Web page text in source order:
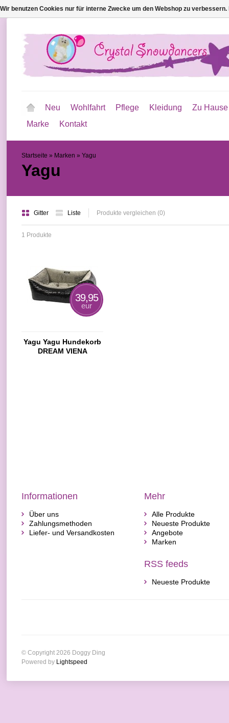
Neu Wohlfahrt Pflege Kleidung
Zu Hause
Marke
Kontakt
Startseite » Marken » Yagu
Yagu
Gitter Liste Produkte vergleichen (0)
1 Produkte
39,95
eur
Yagu Yagu Hundekorb
DREAM VIENA
Informationen
Über uns
Zahlungsmethoden
Liefer- und Versandkosten
Mehr
Alle Produkte
Neueste Produkte
Angebote
Marken
RSS feeds
Neueste Produkte
© Copyright 2026 Doggy Ding
Powered by Lightspeed
Wir benutzen Cookies nur für interne Zwecke um den Webshop zu